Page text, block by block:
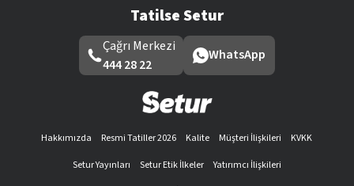
Tatilse Setur
Çağrı Merkezi
444 28 22
WhatsApp
Hakkımızda Resmi Tatiller 2026 Kalite Müşteri İlişkileri
KVKK
Setur Yayınları
Setur Etik İlkeler
Yatırımcı İlişkileri